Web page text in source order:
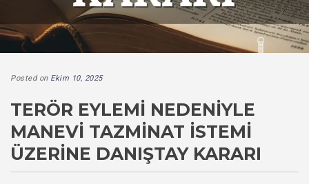
Posted on Ekim 10, 2025
TERÖR EYLEMI NEDENIYLE
MANEVI TAZMINAT İSTEMI
ÜZERINE DANIŞTAY KARARI